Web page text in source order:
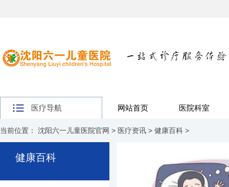
医疗导航 网站首页 医院科室
当前位置： 沈阳六一儿童医院官网 > 医疗资讯 > 健康百科 >
健康百科